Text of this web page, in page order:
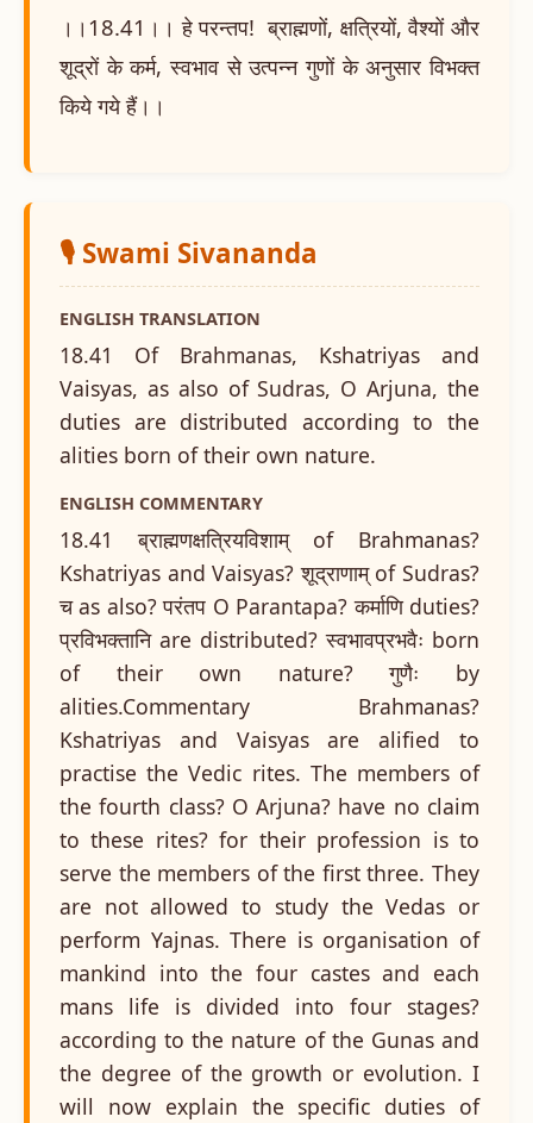
।।18.41।। हे परन्तप! ब्राह्मणों, क्षत्रियों, वैश्यों और
शूद्रों के कर्म, स्वभाव से उत्पन्न गुणों के अनुसार विभक्त
किये गये हैं।।
🎙️ Swami Sivananda
ENGLISH TRANSLATION
18.41 Of Brahmanas, Kshatriyas and
Vaisyas, as also of Sudras, O Arjuna, the
duties are distributed according to the
alities born of their own nature.
ENGLISH COMMENTARY
18.41 ब्राह्मणक्षत्रियविशाम् of Brahmanas?
Kshatriyas and Vaisyas? शूद्राणाम् of Sudras?
च as also? परंतप O Parantapa? कर्माणि duties?
प्रविभक्तानि are distributed? स्वभावप्रभवैः born
of their own nature? गुणैः by
alities.Commentary Brahmanas?
Kshatriyas and Vaisyas are alified to
practise the Vedic rites. The members of
the fourth class? O Arjuna? have no claim
to these rites? for their profession is to
serve the members of the first three. They
are not allowed to study the Vedas or
perform Yajnas. There is organisation of
mankind into the four castes and each
mans life is divided into four stages?
according to the nature of the Gunas and
the degree of the growth or evolution. I
will now explain the specific duties of